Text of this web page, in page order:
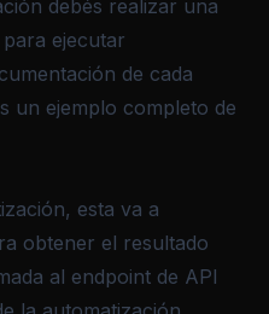
debés realizar una
ejecutar
de cada
un ejemplo completo de
esta va a
obtener el resultado
al endpoint de API